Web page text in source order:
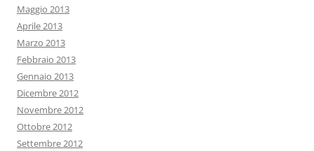
Maggio 2013
Aprile 2013
Marzo 2013
Febbraio 2013
Gennaio 2013
Dicembre 2012
Novembre 2012
Ottobre 2012
Settembre 2012